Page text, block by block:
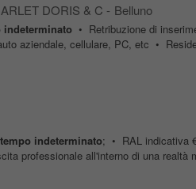
DORIS & C - Belluno
indeterminato• Retribuzione di
aziendale, cellulare, PC, etc •
tempo indeterminato; • RAL indicativa
professionale all'interno di una realtà